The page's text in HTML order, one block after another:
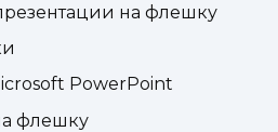
на флешку
PowerPoint
флешку